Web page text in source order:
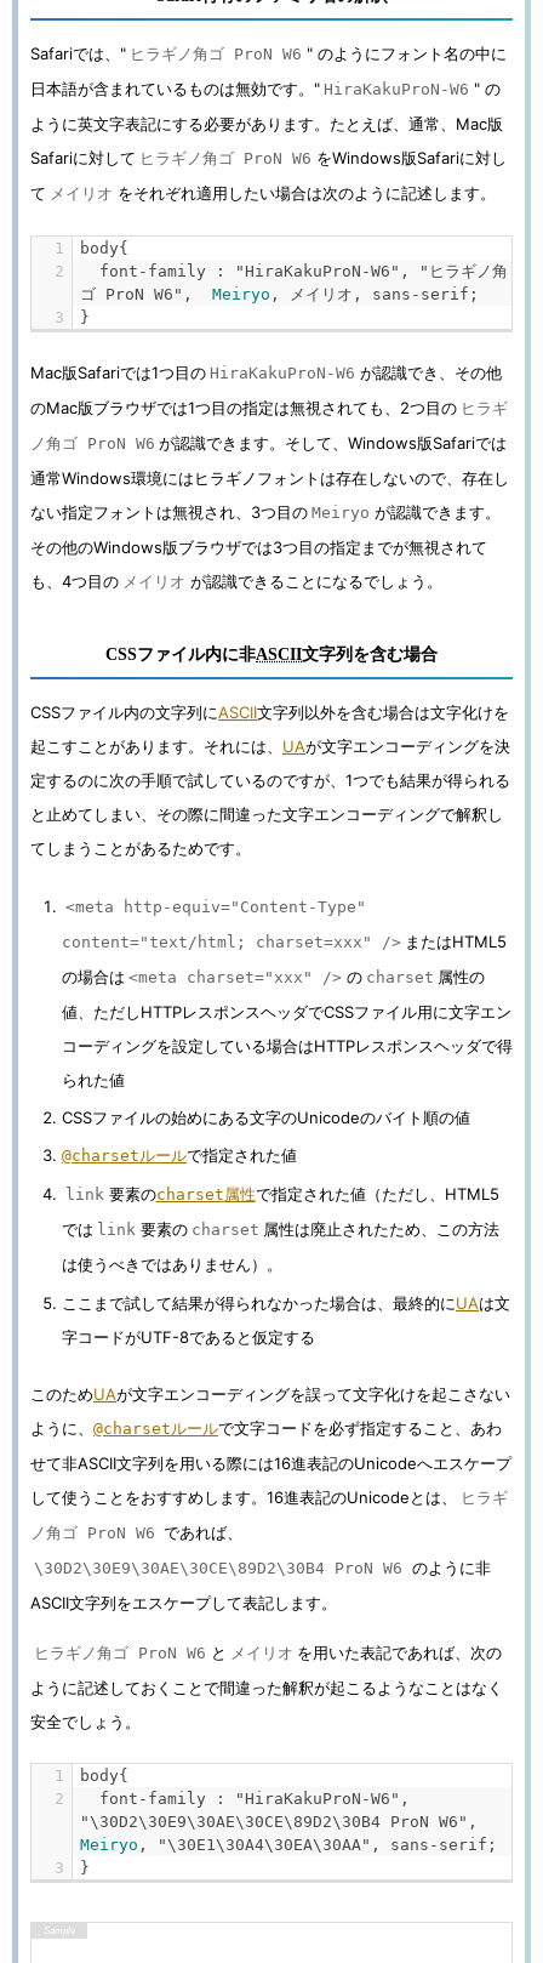
Safariでは、" ヒラギノ角ゴ ProN W6 " のようにフォント名の中に
日本語が含まれているものは無効です。" HiraKakuProN-W6 " の
ように英文字表記にする必要があります。たとえば、通常、Mac版
Safariに対して ヒラギノ角ゴ ProN W6 をWindows版Safariに対し
て メイリオ をそれぞれ適用したい場合は次のように記述します。
body{
  font
- family : "HiraKakuProN-W6" ,
"ヒラギノ角
ゴ ProN W6" , Meiryo , メイリオ, sans - serif ;
}
Mac版Safariでは1つ目の HiraKakuProN-W6 が認識でき、その他
のMac版ブラウザでは1つ目の指定は無視されても、2つ目の ヒラギ
ノ角ゴ ProN W6 が認識できます。そして、Windows版Safariでは
通常Windows環境にはヒラギノフォントは存在しないので、存在し
ない指定フォントは無視され、3つ目の Meiryo が認識できます。
その他のWindows版ブラウザでは3つ目の指定までが無視されて
も、4つ目の メイリオ が認識できることになるでしょう。
CSSファイル内に非ASCII文字列を含む場合
CSSファイル内の文字列にASCII文字列以外を含む場合は文字化けを
起こすことがあります。それには、 UAが文字エンコーディングを決
定するのに次の手順で試しているのですが、1つでも結果が得られる
と止めてしまい、その際に間違った文字エンコーディングで解釈し
てしまうことがあるためです。
<meta http-equiv="Content-Type"
content="text/html; charset=xxx" /> またはHTML5
の場合は <meta charset="xxx" /> の charset 属性の
値、ただしHTTPレスポンスヘッダでCSSファイル用に文字エン
コーディングを設定している場合はHTTPレスポンスヘッダで得
られた値
CSSファイルの始めにある文字のUnicodeのバイト順の値
@charsetルールで指定された値
link 要素のcharset属性で指定された値（ただし、HTML5
では link 要素の charset 属性は廃止されたため、この方法
は使うべきではありません）。
ここまで試して結果が得られなかった場合は、最終的にUAは文
字コードがUTF-8であると仮定する
このためUAが文字エンコーディングを誤って文字化けを起こさない
ように、 @charsetルールで文字コードを必ず指定すること、あわ
せて非ASCII文字列を用いる際には16進表記のUnicodeへエスケープ
して使うことをおすすめします。16進表記のUnicodeとは、
ヒラギ
ノ角ゴ ProN W6 であれば、
\30D2\30E9\30AE\30CE\89D2\30B4 ProN W6 のように非
ASCII文字列をエスケープして表記します。
ヒラギノ角ゴ ProN W6 と メイリオ を用いた表記であれば、次の
ように記述しておくことで間違った解釈が起こるようなことはなく
安全でしょう。
body{
  font
- family : "HiraKakuProN-W6" ,
"\30D2\30E9\30AE\30CE\89D2\30B4 ProN W6" ,
Meiryo , "\30E1\30A4\30EA\30AA" , sans - serif ;
}